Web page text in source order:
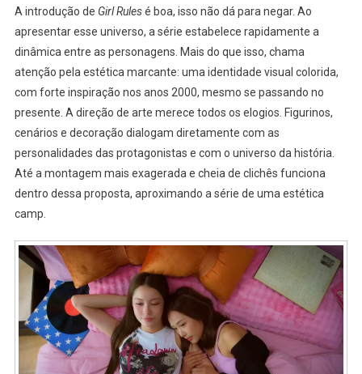
A introdução de Girl Rulesé boa, isso não dá para negar. Ao
apresentar esse universo, a série estabelece rapidamente a
dinâmica entre as personagens. Mais do que isso, chama
atenção pela estética marcante: uma identidade visual colorida,
com forte inspiração nos anos 2000, mesmo se passando no
presente. A direção de arte merece todos os elogios. Figurinos,
cenários e decoração dialogam diretamente com as
personalidades das protagonistas e com o universo da história.
Até a montagem mais exagerada e cheia de clichês funciona
dentro dessa proposta, aproximando a série de uma estética
camp.